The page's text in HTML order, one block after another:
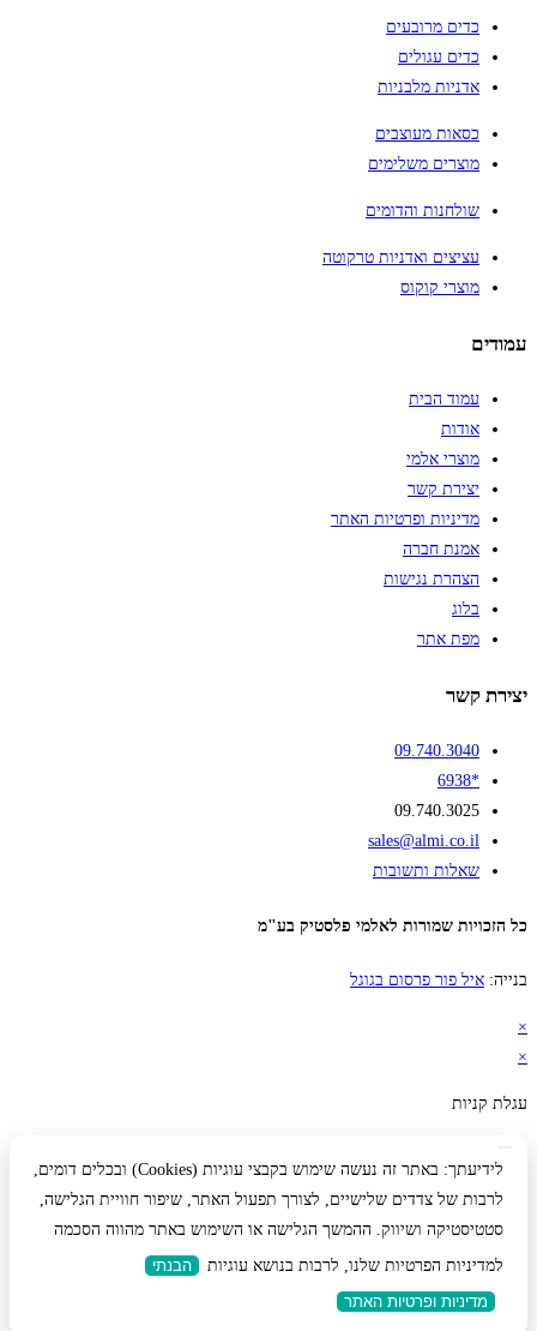
כדים מרובעים
כדים עגולים
אדניות מלבניות
כסאות מעוצבים
מוצרים משלימים
שולחנות והדומים
עציצים ואדניות טרקוטה
מוצרי קוקוס
עמודים
עמוד הבית
אודות
מוצרי אלמי
יצירת קשר
מדיניות ופרטיות האתר
אמנת חברה
הצהרת נגישות
בלוג
מפת אתר
יצירת קשר
09.740.3040
*6938
09.740.3025
sales@almi.co.il
שאלות ותשובות
כל הזכויות שמורות לאלמי פלסטיק בע"מ
בנייה: איל פור פרסום בגוגל
×
×
עגלת קניות
לידיעתך: באתר זה נעשה שימוש בקבצי עוגיות (Cookies) ובכלים דומים,
לרבות של צדדים שלישיים, לצורך תפעול האתר, שיפור חוויית הגלישה,
סטטיסטיקה ושיווק. ההמשך הגלישה או השימוש באתר מהווה הסכמה
למדיניות הפרטיות שלנו, לרבות בנושא עוגיות
הבנתי
מדיניות ופרטיות האתר